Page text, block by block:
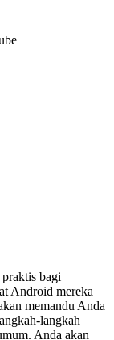
bagi
Android mereka
memandu Anda
langkah
Anda akan